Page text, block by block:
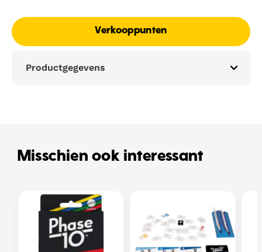
Verkooppunten
Productgegevens
Misschien ook interessant